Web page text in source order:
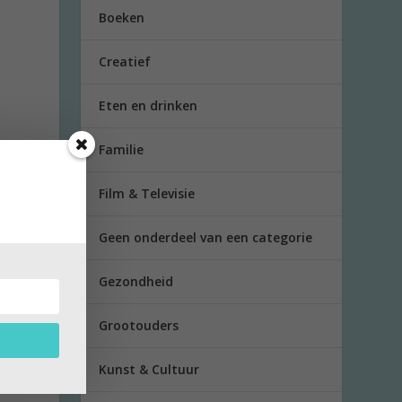
op
Boeken
Creatief
Eten en drinken
Familie
Film & Televisie
Geen onderdeel van een categorie
Gezondheid
Grootouders
Kunst & Cultuur